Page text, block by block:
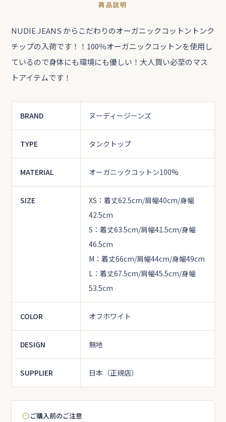
商品説明
NUDIE JEANS からこだわりのオーガニックコットントンク
チップの入荷です！！100％オーガニックコットンを使用し
ているので身体にも環境にも優しい！大人買い必至のマス
トアイテムです！
BRAND ヌーディージーンズ
TYPE タンクトップ
MATERIAL オーガニックコットン100%
SIZE
XS：着丈62.5cm/肩幅40cm/身幅
42.5cm
S：着丈63.5cm/肩幅41.5cm/身幅
46.5cm
M：着丈66cm/肩幅44cm/身幅49cm
L：着丈67.5cm/肩幅45.5cm/身幅
53.5cm
COLOR オフホワイト
DESIGN 無地
SUPPLIER 日本（正規店）
ご購入前のご注意